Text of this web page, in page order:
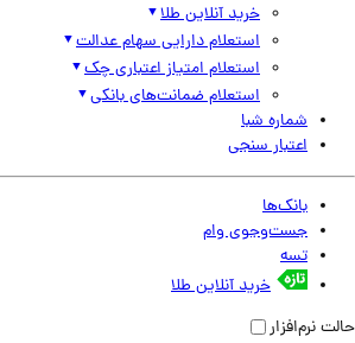
خرید آنلاین طلا
استعلام دارایی سهام عدالت
استعلام امتیاز اعتباری چک
استعلام ضمانت‌های بانکی
شماره شبا
اعتبار سنجی
بانک‌ها
جست‌وجوی وام
تسه
خرید آنلاین طلا
حالت نرم‌افزار